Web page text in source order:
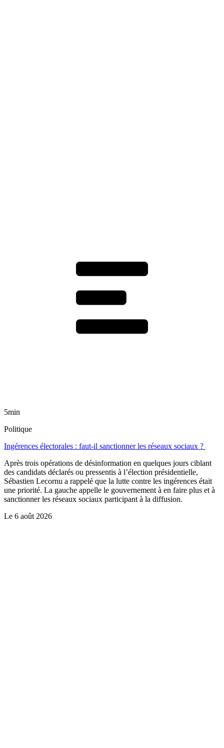
5min
Politique
Ingérences électorales : faut-il sanctionner les réseaux sociaux ?
Après trois opérations de désinformation en quelques jours ciblant
des candidats déclarés ou pressentis à l’élection présidentielle,
Sébastien Lecornu a rappelé que la lutte contre les ingérences était
une priorité. La gauche appelle le gouvernement à en faire plus et à
sanctionner les réseaux sociaux participant à la diffusion.
Le 6 août 2026